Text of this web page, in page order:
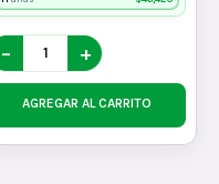
− +
AGREGAR AL CARRITO